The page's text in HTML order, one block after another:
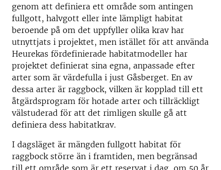
genom att definiera ett område som antingen
fullgott, halvgott eller inte lämpligt habitat
beroende på om det uppfyller olika krav har
utnyttjats i projektet, men istället för att använda
Heurekas fördefinierade habitatmodeller har
projektet definierat sina egna, anpassade efter
arter som är värdefulla i just Gåsberget. En av
dessa arter är raggbock, vilken är kopplad till ett
åtgärdsprogram för hotade arter och tillräckligt
välstuderad för att det rimligen skulle gå att
definiera dess habitatkrav.
I dagsläget är mängden fullgott habitat för
raggbock större än i framtiden, men begränsad
till ett område som är ett reservat i dag, om 50 år